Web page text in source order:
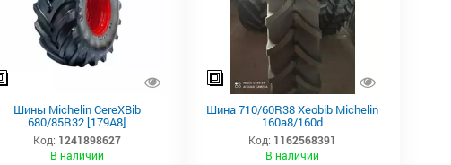
Шины Michelin CereXBib
680/85R32 [179A8]
Код: 1241898627
В наличии
Шина 710/60R38 Xeobib Michelin
160a8/160d
Код: 1162568391
В наличии